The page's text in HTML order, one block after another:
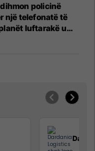
policinë
një telefonatë të
luftarakë u
për të